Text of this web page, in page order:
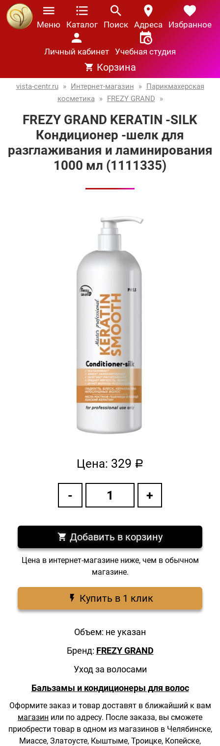
Меню Каталог Поиск Адреса Избранное
Личный кабинет Учебная студия
Корзина
vista-centr.ru » Интернет-магазин » Парикмахерская
косметика » FREZY GRAND »
FREZY GRAND KERATIN -SILK
Кондиционер -шелк для
разглаживания и ламинирования
1000 мл (1111335)
Цена: 329 a
Добавить в корзину
Цена в интернет-магазине ниже, чем в обычном
магазине.
Купить в 1 клик
Объем: не указан
Бренд: FREZY GRAND
Уход за волосами
Бальзамы и кондиционеры для волос
Оформите заказ и товар доставят в ближайший к вам
магазин или по адресу. После заказа, вы сможете
приобрести товар в одном из магазинов в Челябинске,
Миассе, Златоусте, Кыштыме, Троицке, Копейске,